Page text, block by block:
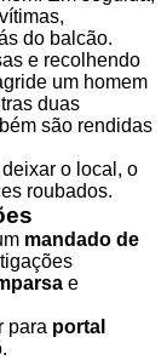
do balcão.
e recolhendo
um homem
duas
são rendidas
deixar o local, o
roubados.
mandado de
e
para portal